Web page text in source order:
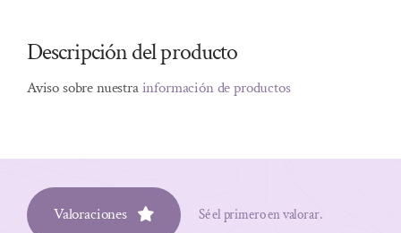
Descripción del producto
Aviso sobre nuestrainformación de productos
Valoraciones Sé el primero en valorar.